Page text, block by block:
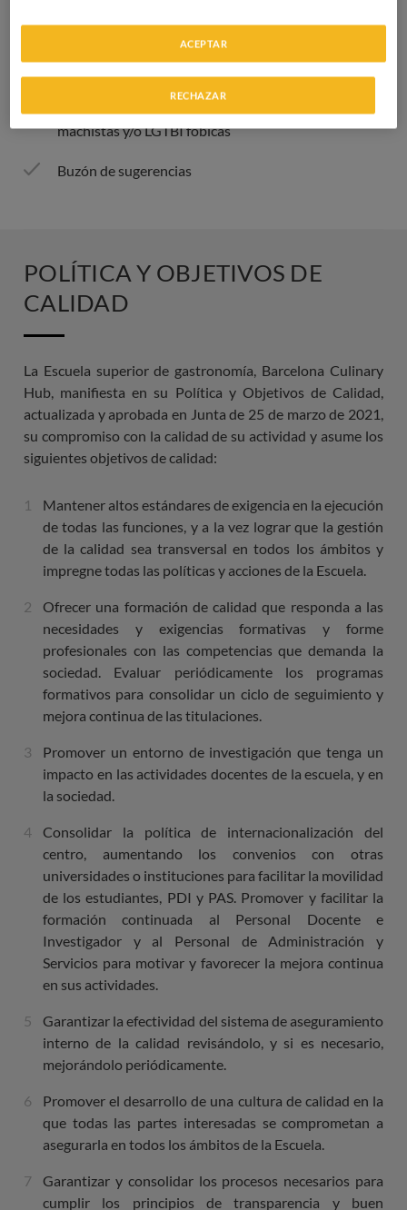
Normativa de uso en cocina
machistas y/o LGTBI fóbicas
Buzón de sugerencias
POLÍTICA Y OBJETIVOS DE
CALIDAD
La Escuela superior de gastronomía, Barcelona Culinary
Hub, manifiesta en su Política y Objetivos de Calidad,
actualizada y aprobada en Junta de 25 de marzo de 2021,
su compromiso con la calidad de su actividad y asume los
siguientes objetivos de calidad:
Mantener altos estándares de exigencia en la ejecución
de todas las funciones, y a la vez lograr que la gestión
de la calidad sea transversal en todos los ámbitos y
impregne todas las políticas y acciones de la Escuela.
Ofrecer una formación de calidad que responda a las
necesidades y exigencias formativas y forme
profesionales con las competencias que demanda la
sociedad. Evaluar periódicamente los programas
formativos para consolidar un ciclo de seguimiento y
mejora continua de las titulaciones.
Promover un entorno de investigación que tenga un
impacto en las actividades docentes de la escuela, y en
la sociedad.
Consolidar la política de internacionalización del
centro, aumentando los convenios con otras
universidades o instituciones para facilitar la movilidad
de los estudiantes, PDI y PAS. Promover y facilitar la
formación continuada al Personal Docente e
Investigador y al Personal de Administración y
Servicios para motivar y favorecer la mejora continua
en sus actividades.
Garantizar la efectividad del sistema de aseguramiento
interno de la calidad revisándolo, y si es necesario,
mejorándolo periódicamente.
Promover el desarrollo de una cultura de calidad en la
que todas las partes interesadas se comprometan a
asegurarla en todos los ámbitos de la Escuela.
Garantizar y consolidar los procesos necesarios para
cumplir los principios de transparencia y buen
RECHAZAR
ACEPTAR